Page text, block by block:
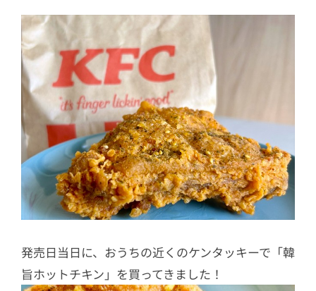
発売日当日に、おうちの近くのケンタッキーで「韓
旨ホットチキン」を買ってきました！